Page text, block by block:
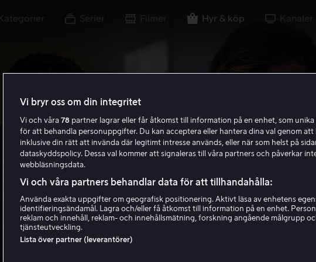
Kategorier Serier Filmer Hyr & köp Kanaler
Vi bryr oss om din integritet
Vi och våra 78 partner lagrar eller får åtkomst till information på en enhet, som unika
för att behandla personuppgifter. Du kan acceptera eller hantera dina val genom att
inklusive din rätt att invända där legitimt intresse används, eller när som helst på
dataskyddspolicy. Dessa val kommer att signaleras till våra partners och påverkar
webbläsningsdata.
Vi och våra partners behandlar data för att tillhandahålla:
Använda exakta uppgifter om geografisk positionering. Aktivt läsa av enhetens
identifieringsändamål. Lagra och/eller få åtkomst till information på en enhet.
reklam och innehåll, reklam- och innehållsmätning, forskning angående målgrupp
tjänsteutveckling.
Lista över partner (leverantörer)